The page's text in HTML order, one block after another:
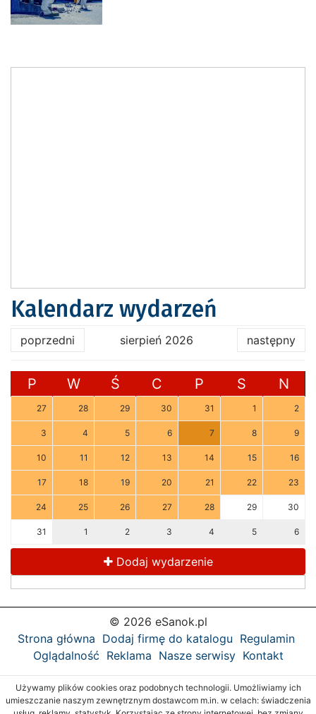
Kalendarz wydarzeń
poprzedni sierpień 2026 następny
P W Ś C P S N
27 28 29 30 31 1 2
3 4 5 6 7 8 9
10 11 12 13 14 15 16
17 18 19 20 21 22 23
24 25 26 27 28 29 30
31 1 2 3 4 5 6
Dodaj wydarzenie
© 2026 eSanok.pl
Strona główna Dodaj firmę do katalogu Regulamin
Oglądalność Reklama Nasze serwisy Kontakt
Używamy plików cookies oraz podobnych technologii. Umożliwiamy ich
umieszczanie naszym zewnętrznym dostawcom m.in. w celach: świadczenia